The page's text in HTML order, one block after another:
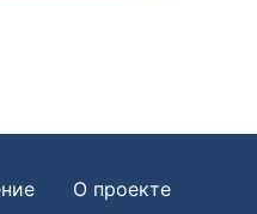
О проекте